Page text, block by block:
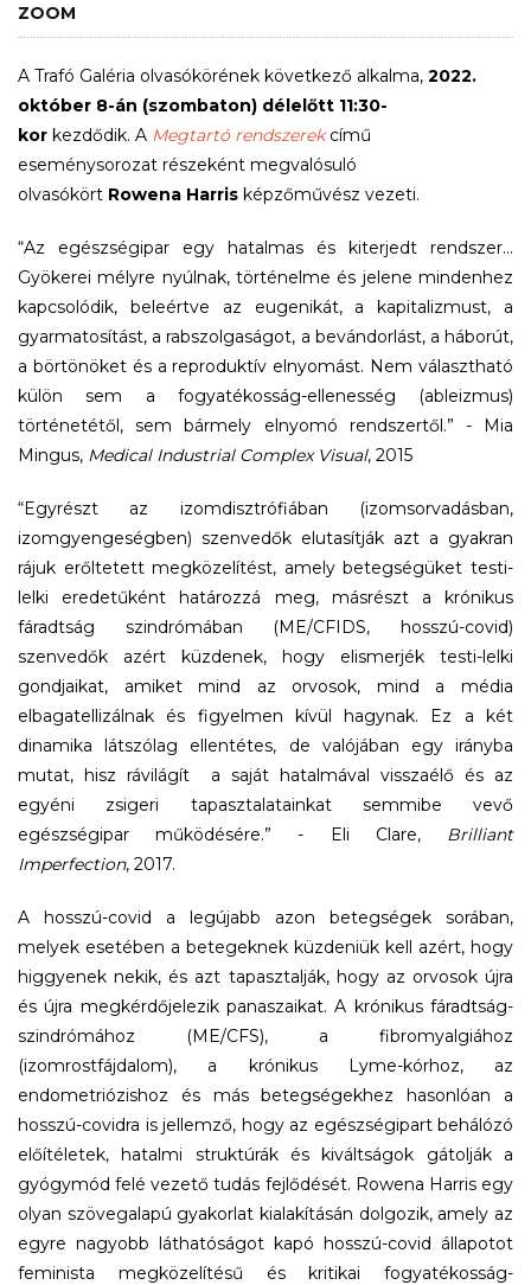
ZOOM
A Trafó Galéria olvasókörének következő alkalma, 2022.
október 8-án (szombaton) délelőtt 11:30-
kor kezdődik. A Megtartó rendszerekcímű
eseménysorozat részeként megvalósuló
olvasókört Rowena Harris képzőművész vezeti.
“Az egészségipar egy hatalmas és kiterjedt rendszer...
Gyökerei mélyre nyúlnak, történelme és jelene mindenhez
kapcsolódik, beleértve az eugenikát, a kapitalizmust, a
gyarmatosítást, a rabszolgaságot, a bevándorlást, a háborút,
a börtönöket és a reproduktív elnyomást. Nem választható
külön sem a fogyatékosság-ellenesség (ableizmus)
történetétől, sem bármely elnyomó rendszertől.” - Mia
Mingus, Medical Industrial Complex Visual, 2015
“Egyrészt az izomdisztrófiában (izomsorvadásban,
izomgyengeségben) szenvedők elutasítják azt a gyakran
rájuk erőltetett megközelítést, amely betegségüket testi-
lelki eredetűként határozzá meg, másrészt a krónikus
fáradtság szindrómában (ME/CFIDS, hosszú-covid)
szenvedők azért küzdenek, hogy elismerjék testi-lelki
gondjaikat, amiket mind az orvosok, mind a média
elbagatellizálnak és figyelmen kívül hagynak. Ez a két
dinamika látszólag ellentétes, de valójában egy irányba
mutat, hisz rávilágít a saját hatalmával visszaélő és az
egyéni zsigeri tapasztalatainkat semmibe vevő
egészségipar működésére.” - Eli Clare, Brilliant
Imperfection, 2017.
A hosszú-covid a legújabb azon betegségek sorában,
melyek esetében a betegeknek küzdeniük kell azért, hogy
higgyenek nekik, és azt tapasztalják, hogy az orvosok újra
és újra megkérdőjelezik panaszaikat. A krónikus fáradtság-
szindrómához (ME/CFS), a fibromyalgiához
(izomrostfájdalom), a krónikus Lyme-kórhoz, az
endometriózishoz és más betegségekhez hasonlóan a
hosszú-covidra is jellemző, hogy az egészségipart behálózó
előítéletek, hatalmi struktúrák és kiváltságok gátolják a
gyógymód felé vezető tudás fejlődését. Rowena Harris egy
olyan szövegalapú gyakorlat kialakításán dolgozik, amely az
egyre nagyobb láthatóságot kapó hosszú-covid állapotot
feminista megközelítésű és kritikai fogyatékosság-